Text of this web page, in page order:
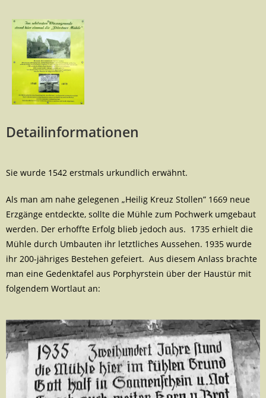
Detailinformationen
Sie wurde 1542 erstmals urkundlich erwähnt.
Als man am nahe gelegenen „Heilig Kreuz Stollen” 1669 neue
Erzgänge entdeckte, sollte die Mühle zum Pochwerk umgebaut
werden. Der erhoffte Erfolg blieb jedoch aus. 1735 erhielt die
Mühle durch Umbauten ihr letztliches Aussehen. 1935 wurde
ihr 200-jähriges Bestehen gefeiert. Aus diesem Anlass brachte
man eine Gedenktafel aus Porphyrstein über der Haustür mit
folgendem Wortlaut an: